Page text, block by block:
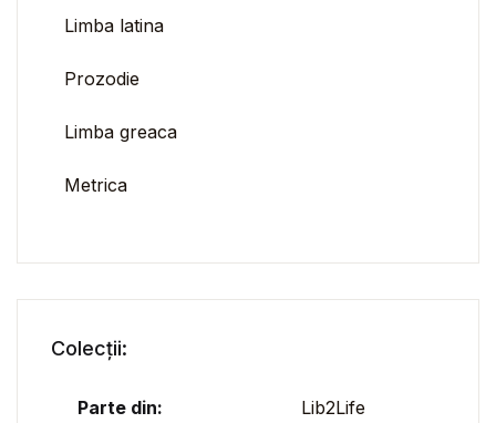
Limba latina
Prozodie
Limba greaca
Metrica
Colecții:
Parte din: Lib2Life